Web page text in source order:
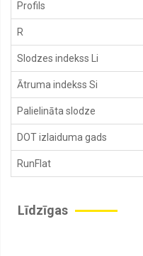
Profils
R
Slodzes indekss Li
Ātruma indekss Si
Palielināta slodze
DOT izlaiduma gads
RunFlat
Līdzīgas